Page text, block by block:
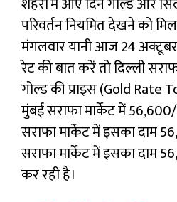
परिवर्तन नियमित देखने को
मंगलवार यानी आज 24
रेट की बात करें तो दिल्ली
गोल्ड की प्राइस (Gold Rate
मुंबई सराफा मार्केट में
सराफा मार्केट में इसका दाम
सराफा मार्केट में इसका दाम
कर रही है।